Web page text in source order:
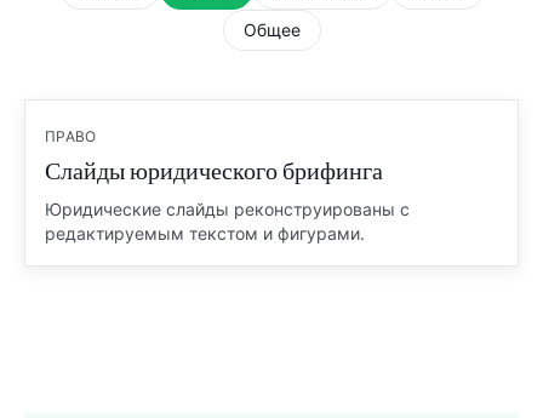
Общее
ПРАВО
Слайды юридического брифинга
Юридические слайды реконструированы с
редактируемым текстом и фигурами.